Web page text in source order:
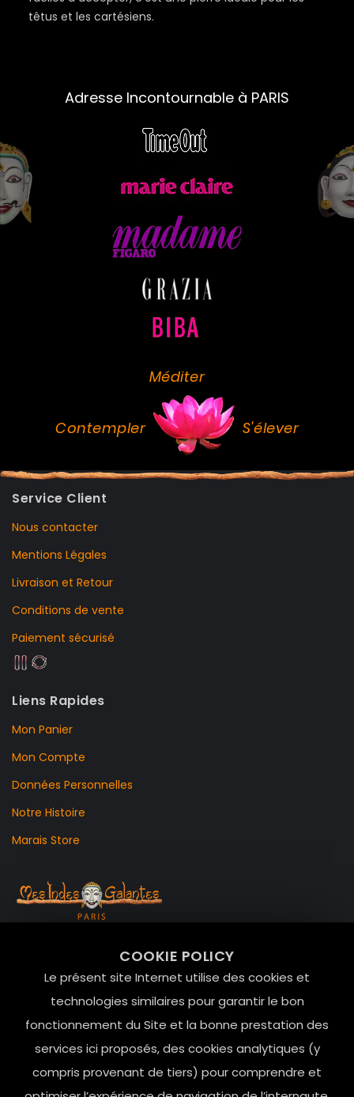
COOKIE POLICY
Le présent site Internet utilise des cookies et
technologies similaires pour garantir le bon
fonctionnement du Site et la bonne prestation des
services ici proposés, des cookies analytiques (y
compris provenant de tiers) pour comprendre et
têtus et les cartésiens.
Adresse Incontournable à PARIS
Méditer
Contempler S'élever
Service Client
Nous contacter
Mentions Légales
Livraison et Retour
Conditions de vente
Paiement sécurisé
Liens Rapides
Mon Panier
Mon Compte
Données Personnelles
Notre Histoire
Marais Store
Le Marais, 75004 Paris
contact@mesindesgalantes.com
01.42.72.42.51